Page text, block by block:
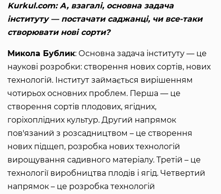
Kurkul.com: А, взагалі, основна задача
інституту — постачати саджанці, чи все-таки
створювати нові сорти?
Микола Бублик: Основна задача інституту — це
наукові розробки: створення нових сортів, нових
технологій. Інститут займається вирішенням
чотирьох основних проблем. Перша — це
створення сортів плодових, ягідних,
горіхоплідних культур. Другий напрямок
пов'язаний з розсадництвом – це створення
нових підщеп, розробка нових технологій
вирощування садивного матеріалу. Третій – це
технології виробництва плодів і ягід. Четвертий
напрямок – це розробка технологій